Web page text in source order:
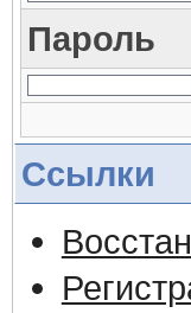
Пароль
Ссылки